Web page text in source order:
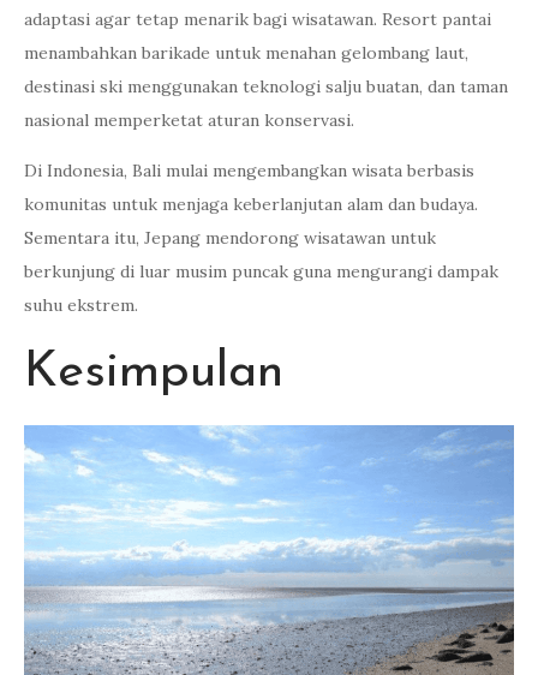
adaptasi agar tetap menarik bagi wisatawan. Resort pantai
menambahkan barikade untuk menahan gelombang laut,
destinasi ski menggunakan teknologi salju buatan, dan taman
nasional memperketat aturan konservasi.
Di Indonesia, Bali mulai mengembangkan wisata berbasis
komunitas untuk menjaga keberlanjutan alam dan budaya.
Sementara itu, Jepang mendorong wisatawan untuk
berkunjung di luar musim puncak guna mengurangi dampak
suhu ekstrem.
Kesimpulan